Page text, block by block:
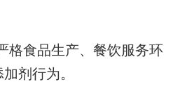
食品生产、餐饮服务环
剂行为。